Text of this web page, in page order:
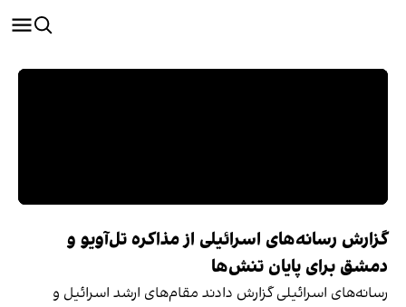
گزارش رسانه‌های اسرائیلی از مذاکره تل‌آویو و
دمشق برای پایان تنش‌ها
رسانه‌های اسرائیلی گزارش دادند مقام‌های ارشد اسرائیل و